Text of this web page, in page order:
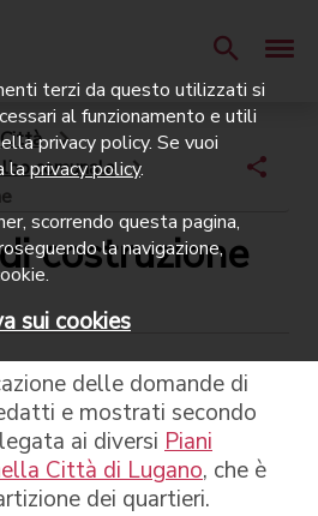
comunale
costruzione
delle domande di
e mostrati secondo
ai diversi Piani
Città di Lugano, che è
dei quartieri.
terzi da questo utilizzati si
al funzionamento e utili
privacy policy. Se vuoi
laprivacy policy.
scorrendo questa pagina,
la navigazione,
sui cookies